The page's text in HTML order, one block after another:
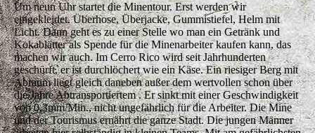
Um neun Uhr startet die Minentour. Erst werden wir
eingekleidet. Überhose, Überjacke, Gummistiefel, Helm mit
Licht. Dann geht es zu einer Stelle wo man ein Getränk und
Kokablätter als Spende für die Minenarbeiter kaufen kann, das
machen wir auch. Im Cerro Rico wird seit Jahrhunderten
geschürft, er ist durchlöchert wie ein Käse. Ein riesiger Berg mit
Abraum liegt gleich daneben außer dem wertvollen schon über
die Jahre Abtransportiertem . Er sinkt mit einer Geschwindigkeit
von 0,3mm/Min., nicht ungefährlich für die Arbeiter. Die Mine
und der Tourismus ernährt die ganze Stadt. Die jungen Männer